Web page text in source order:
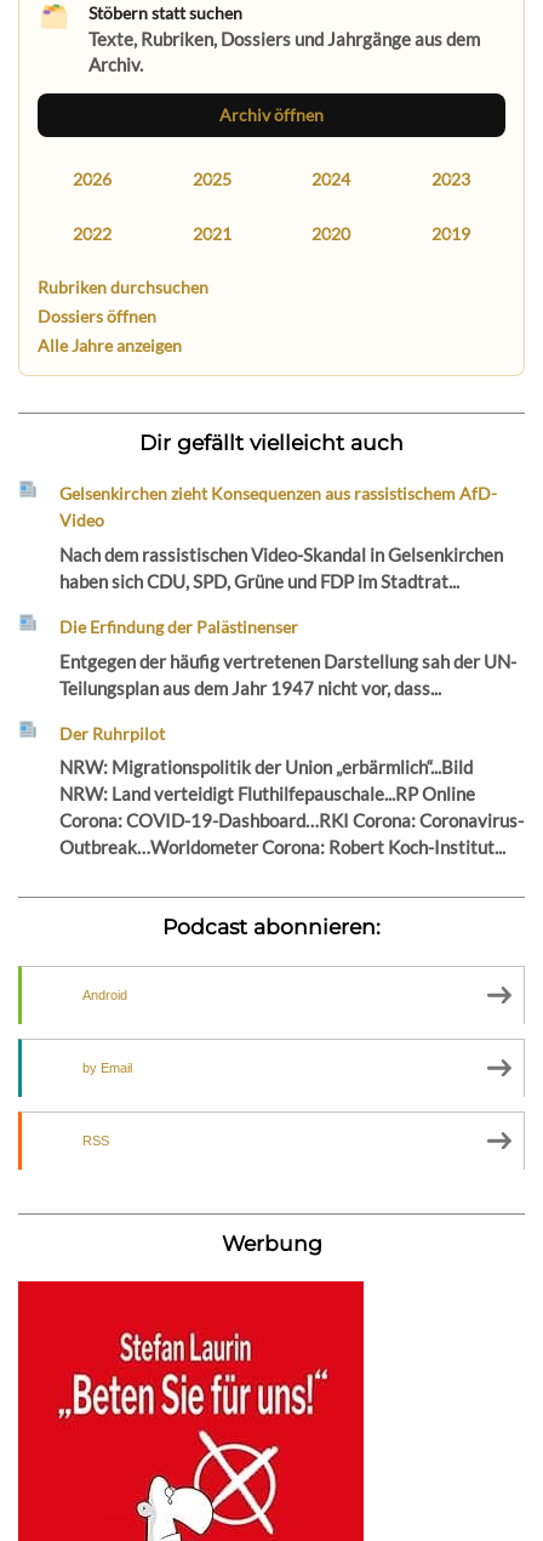
Stöbern statt suchen
Texte, Rubriken, Dossiers und Jahrgänge aus dem
Archiv.
Archiv öffnen
2026 2025 2024 2023
2022 2021 2020 2019
Rubriken durchsuchen
Dossiers öffnen
Alle Jahre anzeigen
Dir gefällt vielleicht auch
Gelsenkirchen zieht Konsequenzen aus rassistischem AfD-
Video
Nach dem rassistischen Video-Skandal in Gelsenkirchen
haben sich CDU, SPD, Grüne und FDP im Stadtrat...
Die Erfindung der Palästinenser
Entgegen der häufig vertretenen Darstellung sah der UN-
Teilungsplan aus dem Jahr 1947 nicht vor, dass...
Der Ruhrpilot
NRW: Migrationspolitik der Union „erbärmlich“...Bild
NRW: Land verteidigt Fluthilfepauschale...RP Online
Corona: COVID-19-Dashboard…RKI Corona: Coronavirus-
Outbreak…Worldometer Corona: Robert Koch-Institut...
Podcast abonnieren:
Android
by Email
RSS
Werbung